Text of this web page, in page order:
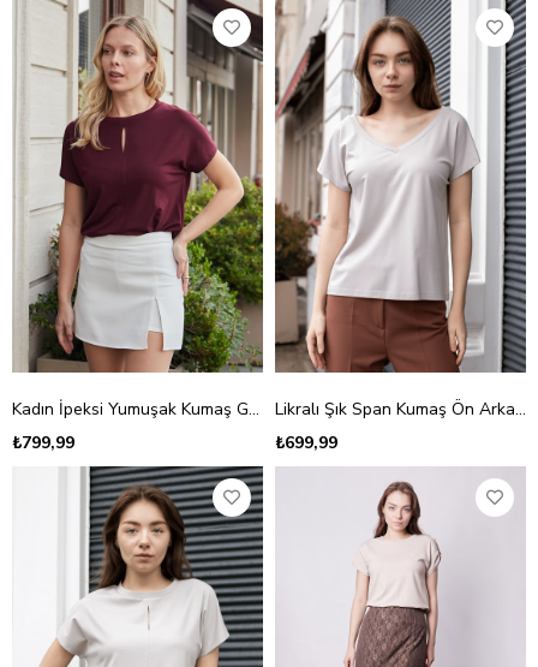
Kadın İpeksi Yumuşak Kumaş Geniş Sıfır Yaka Önü Pencereli Yanları Yırtmaçlı Tshirt Bluz-Bordo
₺799,99
Likralı Şık Span Kumaş Ön Arka V Yaka Düşük Omuzlu Bluz-Taş
₺699,99